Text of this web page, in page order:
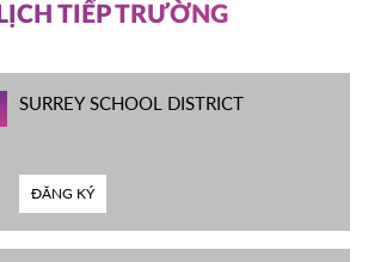
LỊCH TIẾP TRƯỜNG
SURREY SCHOOL DISTRICT
ĐĂNG KÝ